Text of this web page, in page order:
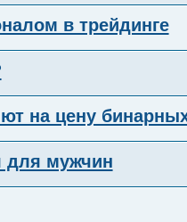
в трейдинге
на цену
для мужчин